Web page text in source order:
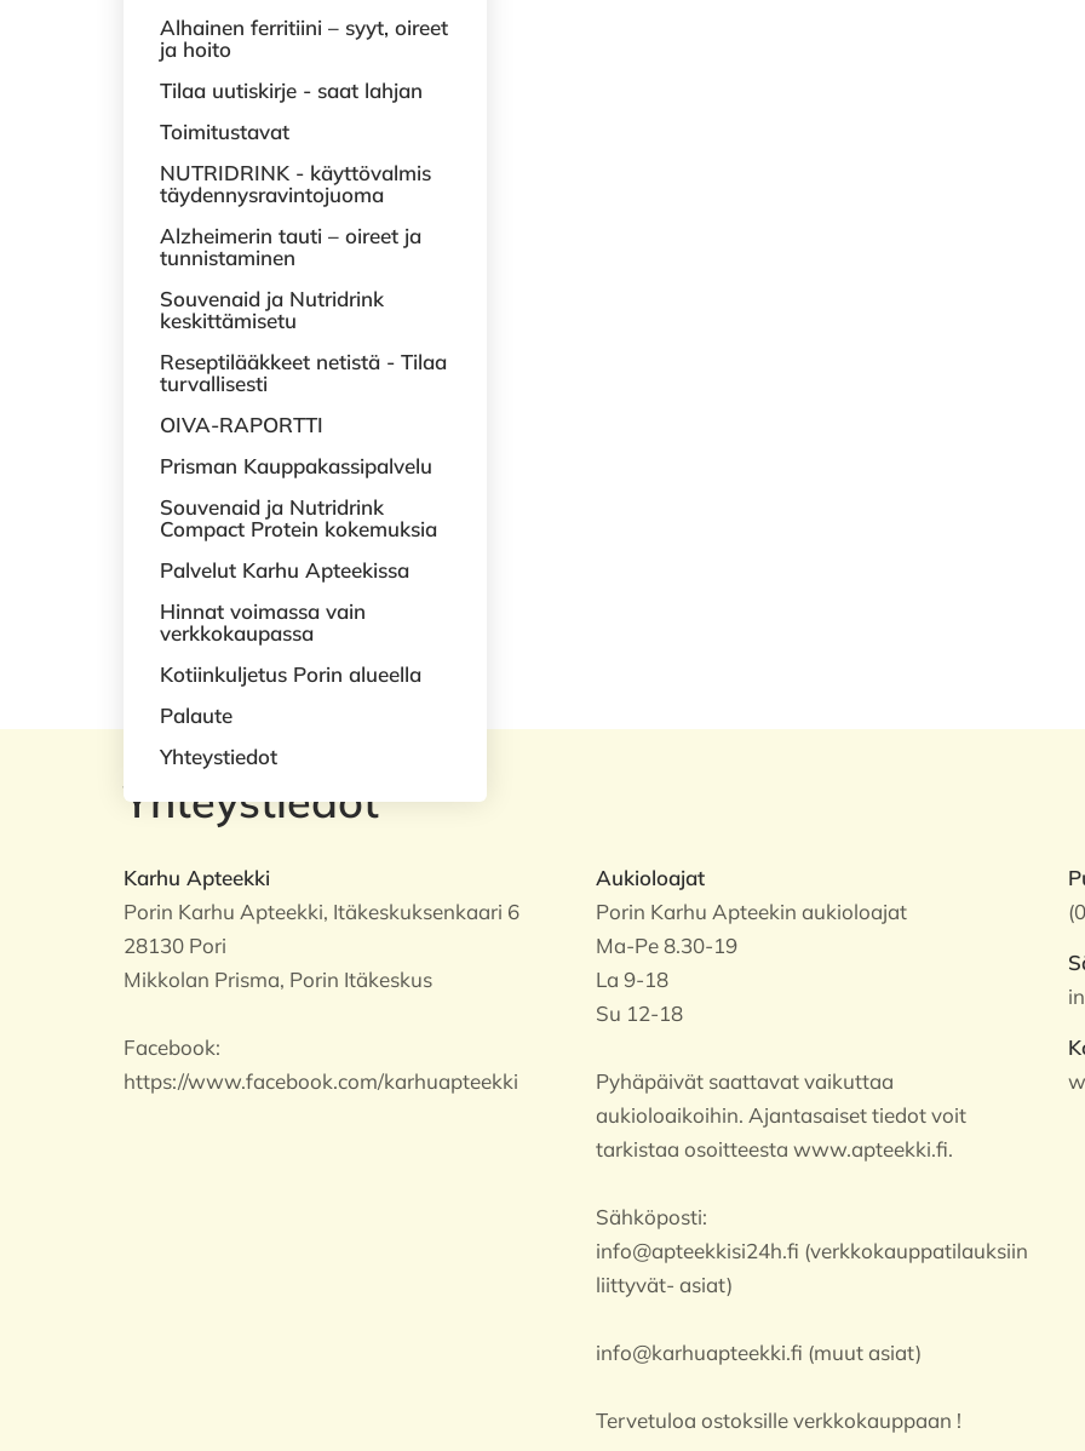
Alhainen ferritiini – syyt, oireet
ja hoito
Tilaa uutiskirje - saat lahjan
Toimitustavat
NUTRIDRINK - käyttövalmis
täydennysravintojuoma
Alzheimerin tauti – oireet ja
tunnistaminen
Souvenaid ja Nutridrink
keskittämisetu
Reseptilääkkeet netistä - Tilaa
turvallisesti
OIVA-RAPORTTI
Prisman Kauppakassipalvelu
Souvenaid ja Nutridrink
Compact Protein kokemuksia
Palvelut Karhu Apteekissa
Hinnat voimassa vain
verkkokaupassa
Kotiinkuljetus Porin alueella
Palaute
Yhteystiedot
Yhteystiedot
Karhu Apteekki
Porin Karhu Apteekki, Itäkeskuksenkaari 6
28130 Pori
Mikkolan Prisma, Porin Itäkeskus
Facebook:
https://www.facebook.com/karhuapteekki
Aukioloajat
Porin Karhu Apteekin aukioloajat
Ma-Pe 8.30-19
La 9-18
Su 12-18
Pyhäpäivät saattavat vaikuttaa
aukioloaikoihin. Ajantasaiset tiedot voit
tarkistaa osoitteesta www.apteekki.fi.
Sähköposti:
info@apteekkisi24h.fi (verkkokauppatilauksiin
liittyvät- asiat)
info@karhuapteekki.fi (muut asiat)
Tervetuloa ostoksille verkkokauppaan !